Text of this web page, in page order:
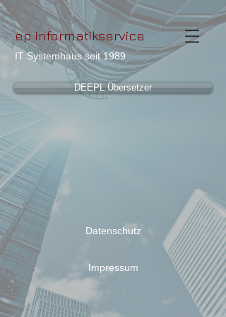
ep informatikservice
IT Systemhaus seit 1989
DEEPL Übersetzer
Datenschutz
Impressum